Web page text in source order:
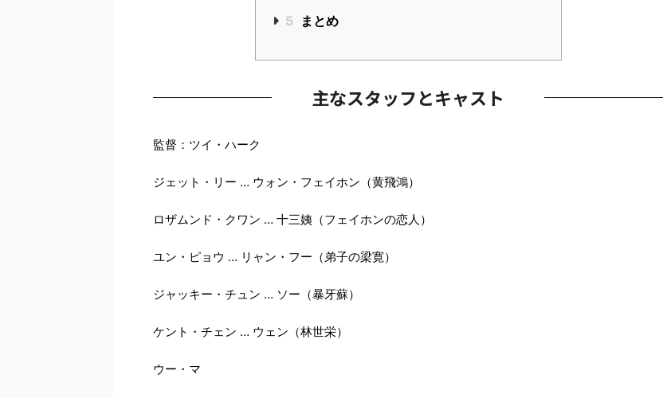
5 まとめ
主なスタッフとキャスト
監督：ツイ・ハーク
ジェット・リー … ウォン・フェイホン（黄飛鴻）
ロザムンド・クワン … 十三姨（フェイホンの恋人）
ユン・ピョウ … リャン・フー（弟子の梁寛）
ジャッキー・チュン … ソー（暴牙蘇）
ケント・チェン … ウェン（林世栄）
ウー・マ